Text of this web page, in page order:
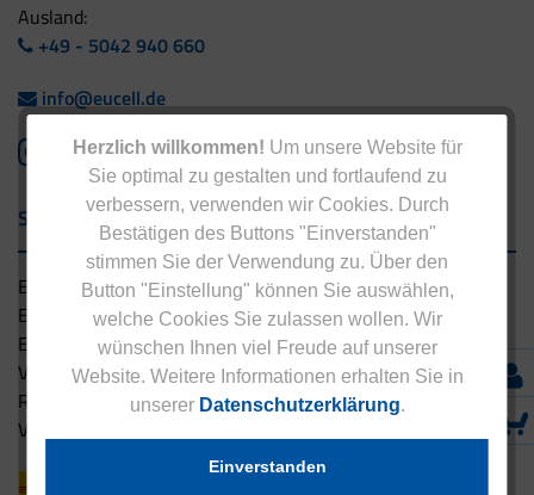
Herzlich willkommen! Um unsere Website für
Sie optimal zu gestalten und fortlaufend zu
verbessern, verwenden wir Cookies. Durch
Bestätigen des Buttons "Einverstanden"
stimmen Sie der Verwendung zu. Über den
Button "Einstellung" können Sie auswählen,
welche Cookies Sie zulassen wollen. Wir
wünschen Ihnen viel Freude auf unserer
Website. Weitere Informationen erhalten Sie in
unserer Datenschutzerklärung.
Einverstanden
Ausland:
+49 - 5042 940 660
info@eucell.de
Service & Versand
Eucell Gesundheitsservice
Eucell Ernährungscoach
Eucell Fitness Coach
Versandbedingungen
Rücksendung
Versandpartner innerhalb Deutschlands